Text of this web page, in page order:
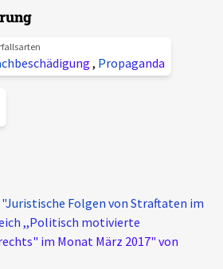
, Propaganda
Folgen von Straftaten im
,,Politisch motivierte
im Monat März 2017" von